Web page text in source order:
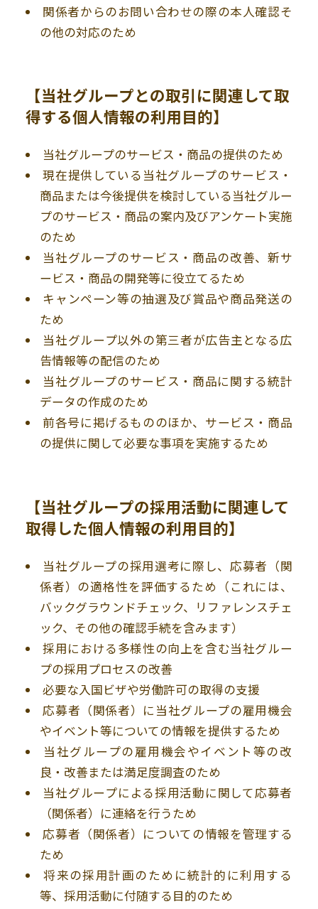
関係者からのお問い合わせの際の本人確認そ
の他の対応のため
【当社グループとの取引に関連して取
得する個人情報の利用目的】
当社グループのサービス・商品の提供のため
現在提供している当社グループのサービス・
商品または今後提供を検討している当社グルー
プのサービス・商品の案内及びアンケート実施
のため
当社グループのサービス・商品の改善、新サ
ービス・商品の開発等に役立てるため
キャンペーン等の抽選及び賞品や商品発送の
ため
当社グループ以外の第三者が広告主となる広
告情報等の配信のため
当社グループのサービス・商品に関する統計
データの作成のため
前各号に掲げるもののほか、サービス・商品
の提供に関して必要な事項を実施するため
【当社グループの採用活動に関連して
取得した個人情報の利用目的】
当社グループの採用選考に際し、応募者（関
係者）の適格性を評価するため（これには、
バックグラウンドチェック、リファレンスチェ
ック、その他の確認手続を含みます）
採用における多様性の向上を含む当社グルー
プの採用プロセスの改善
必要な入国ビザや労働許可の取得の支援
応募者（関係者）に当社グループの雇用機会
やイベント等についての情報を提供するため
当社グループの雇用機会やイベント等の改
良・改善または満足度調査のため
当社グループによる採用活動に関して応募者
（関係者）に連絡を行うため
応募者（関係者）についての情報を管理する
ため
将来の採用計画のために統計的に利用する
等、採用活動に付随する目的のため